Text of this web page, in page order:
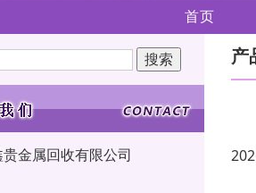
首页
金属回收有限公司
产